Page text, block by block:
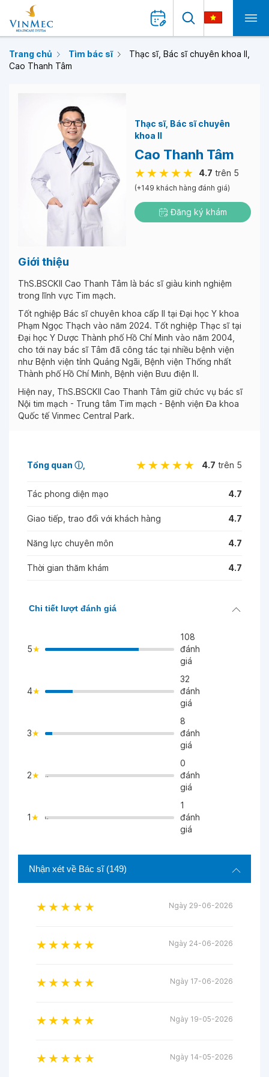
Trang chủ Tìm bác sĩ
Thạc sĩ, Bác sĩ chuyên khoa II,
Cao Thanh Tâm
Thạc sĩ Bác sĩ chuyên
khoa II
Cao Thanh Tâm
4.7 trên 5
(+149 khách hàng đánh giá)
Đăng ký khám
Giới thiệu
ThS.BSCKII Cao Thanh Tâm là bác sĩ giàu kinh nghiệm
trong lĩnh vực Tim mạch.
Tốt nghiệp Bác sĩ chuyên khoa cấp II tại Đại học Y khoa
Phạm Ngọc Thạch vào năm 2024. Tốt nghiệp Thạc sĩ tại
Đại học Y Dược Thành phố Hồ Chí Minh vào năm 2004,
cho tới nay bác sĩ Tâm đã công tác tại nhiều bệnh viện
như Bệnh viện tỉnh Quảng Ngãi, Bệnh viện Thống nhất
Thành phố Hồ Chí Minh, Bệnh viện Bưu điện II.
Hiện nay, ThS.BSCKII Cao Thanh Tâm giữ chức vụ bác sĩ
Nội tim mạch - Trung tâm Tim mạch - Bệnh viện Đa khoa
Quốc tế Vinmec Central Park.
Tổng quan ⓘ 4.7 trên 5
Tác phong diện mạo 4.7
Giao tiếp, trao đổi với khách hàng 4.7
Năng lực chuyên môn 4.7
Thời gian thăm khám 4.7
Chi tiết lượt đánh giá
5
108
đánh
giá
4 >
32
đánh
giá
3 >
8
đánh
giá
2 ">
0
đánh
giá
1 ">
1
đánh
giá
Nhận xét về Bác sĩ (149)
Ngày 29-06-2026
Ngày 24-06-2026
Ngày 17-06-2026
Ngày 19-05-2026
Ngày 14-05-2026